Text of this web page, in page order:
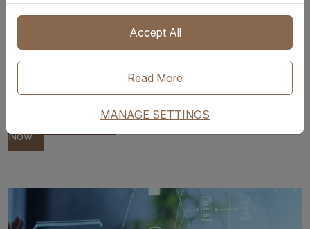
AM - 6:45 AM (GMT) /
(HKT)
Select and Register
Now
香港/上海时间2026年
(腾讯会议号: 845-565-
174)
预约本场
Accept All
Read More
MANAGE SETTINGS